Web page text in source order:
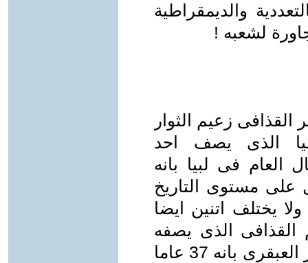
والديمقراطية
لشعبه !
زعيم الثوار
الذى يصف احد
العام فى لبيا بانه
مستوى التاريخ
يختلف اتنين ايضا
القذافى الذى يصفه
حمدين متأثرا فى رأيه بالكتاب الاخضر العبقرى بانه 37 عاما